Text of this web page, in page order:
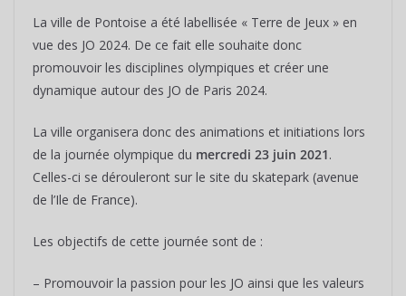
La ville de Pontoise a été labellisée « Terre de Jeux » en
vue des JO 2024. De ce fait elle souhaite donc
promouvoir les disciplines olympiques et créer une
dynamique autour des JO de Paris 2024.
La ville organisera donc des animations et initiations lors
de la journée olympique du mercredi 23 juin 2021.
Celles-ci se dérouleront sur le site du skatepark (avenue
de l’Ile de France).
Les objectifs de cette journée sont de :
– Promouvoir la passion pour les JO ainsi que les valeurs